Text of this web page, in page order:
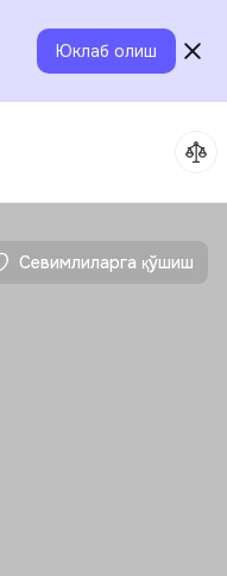
Юклаб олиш
Севимлиларга қўшиш